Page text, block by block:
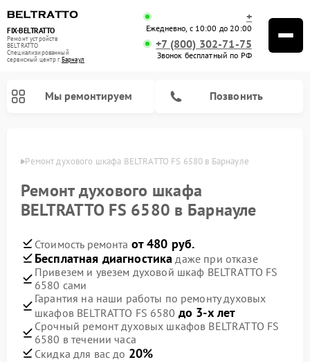
FIX-BELTRATTO
Ремонт устройств
BELTRATTO
Специализированный
cервисный центр г.Барнаул
+
Ежедневно, с 10:00 до 20:00
+7 (800) 302-71-75
Звонок бесплатный по РФ
Мы ремонтируем Позвонить
Ремонт духового шкафа BELTRATTO FS 6580 в Барнауле
Ремонт духового шкафа
BELTRATTO FS 6580 в Барнауле
Стоимость ремонта от 480 руб.
Бесплатная диагностика даже при отказе
Привезем и увезем духовой шкаф BELTRATTO FS
6580 сами
Гарантия на наши работы по ремонту духовых
шкафов BELTRATTO FS 6580 до 3-х лет
Срочный ремонт духовых шкафов BELTRATTO FS
6580 в течении часа
Скидка для вас до 20%